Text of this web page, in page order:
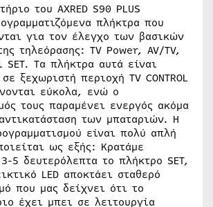
του AXRED S90 PLUS
πλήκτρα που
για τον έλεγχο των βασικών
τηλεόρασης: TV Power, AV/TV,
SET. Τα πλήκτρα αυτά είναι
ξεχωριστή περιοχή TV CONTROL
εύκολα, ενώ ο
τους παραμένει ενεργός ακόμα
των μπαταριών. Η
είναι πολύ απλή
ως εξής: Κρατάμε
5 δευτερόλεπτα το πλήκτρο SET,
LED αποκτάει σταθερό
που μας δείχνει ότι το
έχει μπει σε λειτουργία